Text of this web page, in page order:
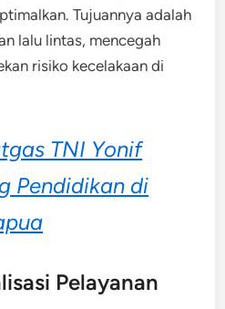
Tujuannya adalah
lalu lintas, mencegah
risiko kecelakaan di
TNI Yonif
Pendidikan di
Pelayanan